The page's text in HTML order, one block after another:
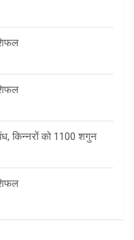
किन्नरों को 1100 शगुन